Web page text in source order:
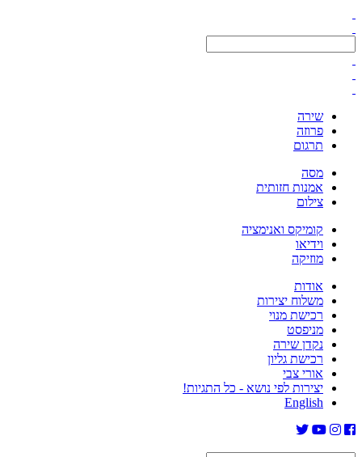
שירה
פרוזה
תרגום
מסה
אמנות חזותית
צילום
קומיקס ואנימציה
וידיאו
מוזיקה
אודות
משלוח יצירות
רכישת מנוי
מניפסט
נקדן שירה
רכישת גליון
אורי צבי
יצירות לפי נושא - כל התגיות!
English